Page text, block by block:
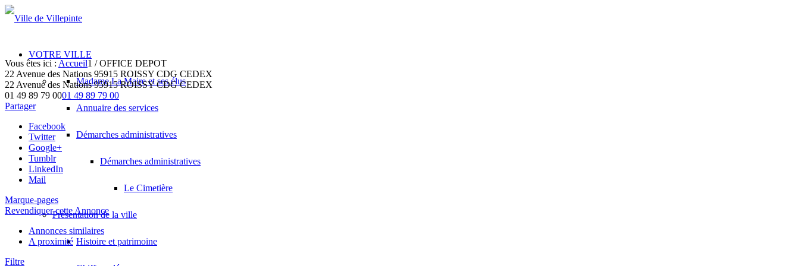
VOTRE VILLE
Madame La Maire et ses élus
Annuaire des services
Démarches administratives
Démarches administratives
Le Cimetière
Présentation de la ville
Histoire et patrimoine
Vous êtes ici : Accueil1 / OFFICE DEPOT
22 Avenue des Nations 95915 ROISSY CDG CEDEX
22 Avenue des Nations 95915 ROISSY CDG CEDEX
01 49 89 79 0001 49 89 79 00
Partager
Facebook
Twitter
Google+
Tumblr
LinkedIn
Mail
Marque-pages
Revendiquer cette Annonce
Annonces similaires
A proximité
Filtre